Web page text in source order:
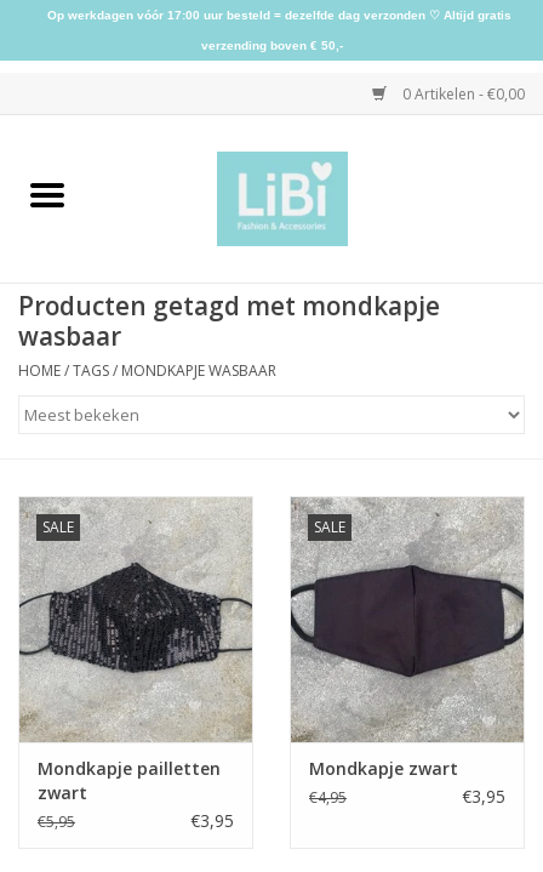
0 Artikelen - €0,00
Home
Kleding
Accessoires
Home deco
SALE
Herensokken
Producten getagd met mondkapje
wasbaar
HOME/TAGS/ MONDKAPJE WASBAAR
SALE
Mondkapje pailletten
zwart
€5,95 €3,95
SALE
Mondkapje zwart
€4,95 €3,95
Op werkdagen vóór 17:00 uur besteld = dezelfde dag verzonden ♡ Altijd gratis
verzending boven € 50,-